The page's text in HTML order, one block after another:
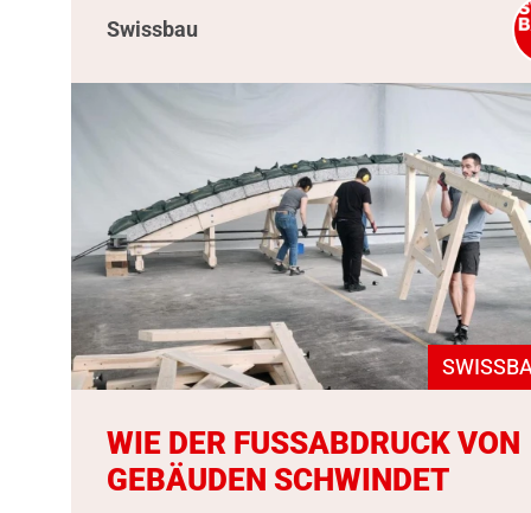
Swissbau
WIE DER FUSSABDRUCK VON
GEBÄUDEN SCHWINDET